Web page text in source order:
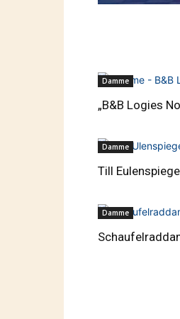
Damme
„B&B Logies
Damme
Till
Damme